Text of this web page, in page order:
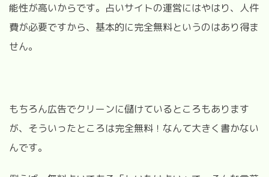
能性が高いからです。占いサイトの運営にはやはり、人件
費が必要ですから、基本的に完全無料というのはあり得ま
せん。
もちろん広告でクリーンに儲けているところもあります
が、そういったところは完全無料！なんて大きく書かない
んです。